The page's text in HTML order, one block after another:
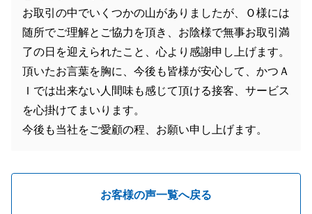
お取引の中でいくつかの山がありましたが、Ｏ様には
随所でご理解とご協力を頂き、お陰様で無事お取引満
了の日を迎えられたこと、心より感謝申し上げます。
頂いたお言葉を胸に、今後も皆様が安心して、かつＡ
Ｉでは出来ない人間味も感じて頂ける接客、サービス
を心掛けてまいります。
今後も当社をご愛顧の程、お願い申し上げます。
お客様の声一覧へ戻る